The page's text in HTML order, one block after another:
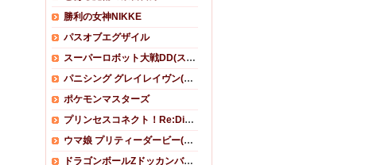
勝利の女神NIKKE
パスオブエグザイル
スーパーロボット大戦DD(スパロボDD)
パニシング グレイレイヴン(パニグレ)
ポケモンマスターズ
プリンセスコネクト！Re:Dive (プリコネR)
ウマ娘 プリティーダービー(ウマ娘)
ドラゴンボールZドッカンバトル